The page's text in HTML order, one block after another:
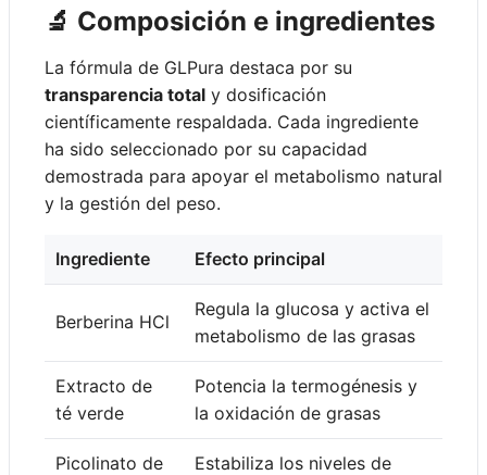
🔬 Composición e ingredientes
La fórmula de GLPura destaca por su
transparencia total y dosificación
científicamente respaldada. Cada ingrediente
ha sido seleccionado por su capacidad
demostrada para apoyar el metabolismo natural
y la gestión del peso.
Ingrediente Efecto principal
Berberina HCl
Regula la glucosa y activa el
metabolismo de las grasas
Extracto de
té verde
Potencia la termogénesis y
la oxidación de grasas
Picolinato de Estabiliza los niveles de